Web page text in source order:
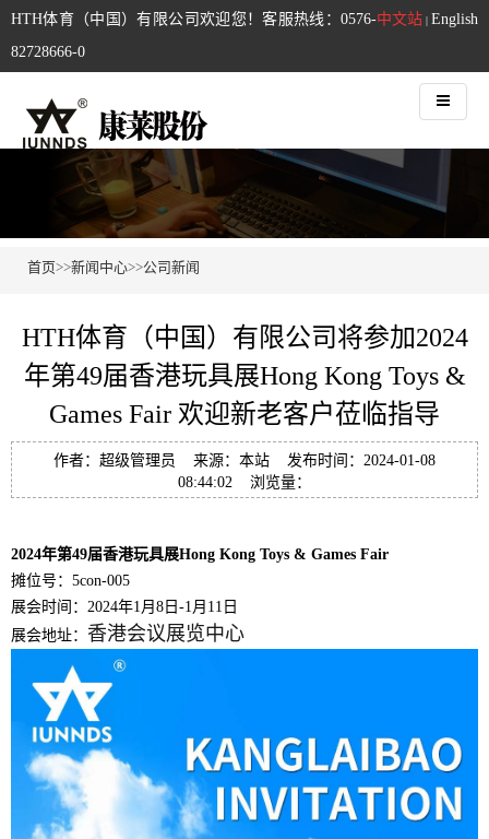
中文站 | English
HTH体育（中国）有限公司欢迎您！客服热线：0576-
82728666-0
首页>>新闻中心>>公司新闻
HTH体育（中国）有限公司将参加2024
年第49届香港玩具展Hong Kong Toys &
Games Fair 欢迎新老客户莅临指导
作者：超级管理员 来源：本站 发布时间：2024-01-08
08:44:02 浏览量：
2024年第49届香港玩具展Hong Kong Toys & Games Fair
摊位号：5con-005
展会时间：2024年1月8日-1月11日
展会地址： 香港会议展览中心